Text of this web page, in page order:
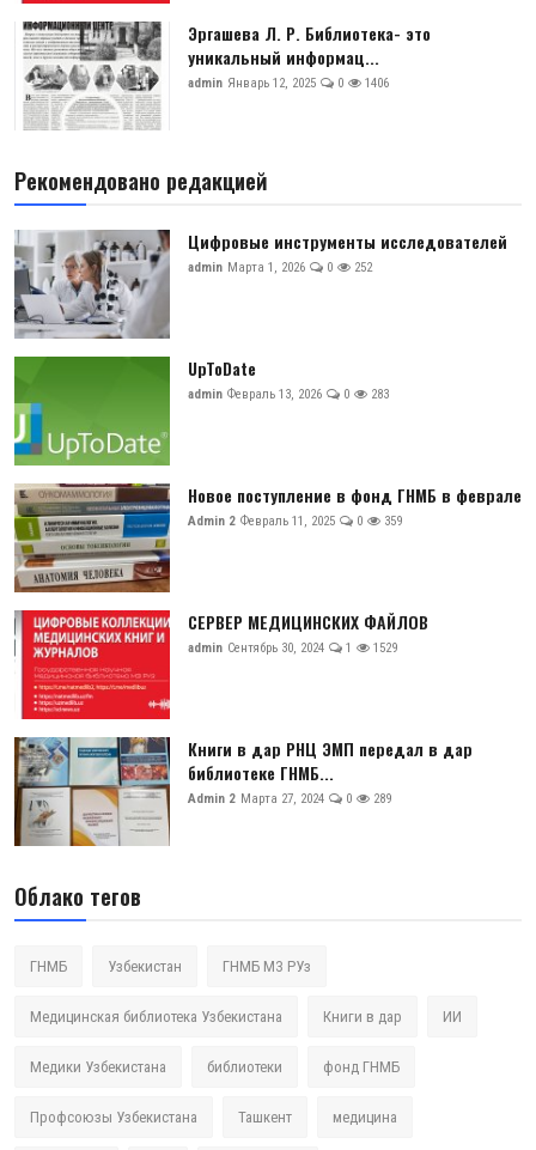
Эргашева Л. Р. Библиотека- это
уникальный информац...
admin Январь 12, 2025 0 1406
Рекомендовано редакцией
Цифровые инструменты исследователей
admin Марта 1, 2026 0 252
UpToDate
admin Февраль 13, 2026 0 283
Новое поступление в фонд ГНМБ в феврале
Admin 2 Февраль 11, 2025 0 359
СЕРВЕР МЕДИЦИНСКИХ ФАЙЛОВ
admin Сентябрь 30, 2024 1 1529
Книги в дар РНЦ ЭМП передал в дар
библиотеке ГНМБ...
Admin 2 Марта 27, 2024 0 289
Облако тегов
ГНМБ Узбекистан ГНМБ МЗ РУз
Медицинская библиотека Узбекистана Книги в дар ИИ
Медики Узбекистана библиотеки фонд ГНМБ
Профсоюзы Узбекистана Ташкент медицина